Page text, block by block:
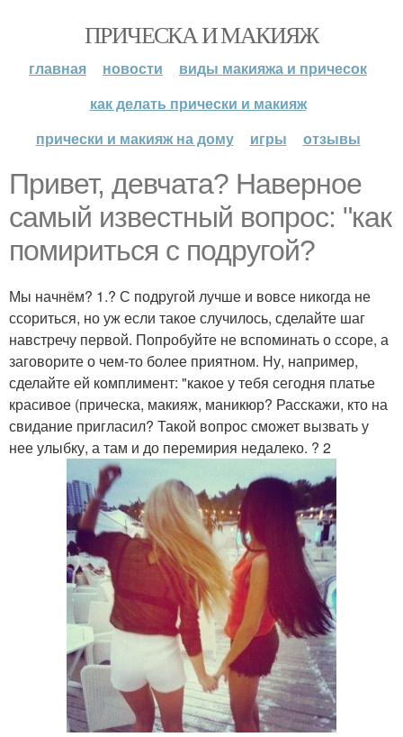
ПРИЧЕСКА И МАКИЯЖ
главная новости
виды макияжа и причесок
как делать прически и макияж
прически и макияж на дому
игры отзывы
Привет, девчата? Наверное
самый известный вопрос: "как
помириться с подругой?
Мы начнём? 1.? С подругой лучше и вовсе никогда не
ссориться, но уж если такое случилось, сделайте шаг
навстречу первой. Попробуйте не вспоминать о ссоре, а
заговорите о чем-то более приятном. Ну, например,
сделайте ей комплимент: "какое у тебя сегодня платье
красивое (прическа, макияж, маникюр? Расскажи, кто на
свидание пригласил? Такой вопрос сможет вызвать у
нее улыбку, а там и до перемирия недалеко. ? 2